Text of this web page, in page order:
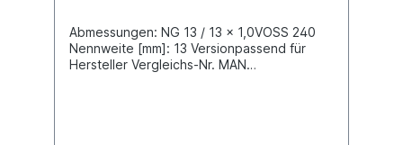
Abmessungen: NG 13 / 13 x 1,0VOSS 240
Nennweite [mm]: 13 Versionpassend für
Hersteller Vergleichs-Nr. MAN